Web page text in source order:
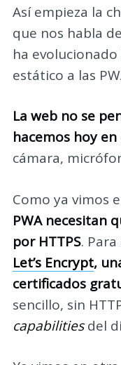
Así empieza la
que nos habla
ha
estático a las
La web no se
hacemos hoy en
cámara,
Como ya vimos
PWA necesitan
por HTTPS.
Let’s Encrypt,
certificados
sencillo, sin
capabilitiesdel